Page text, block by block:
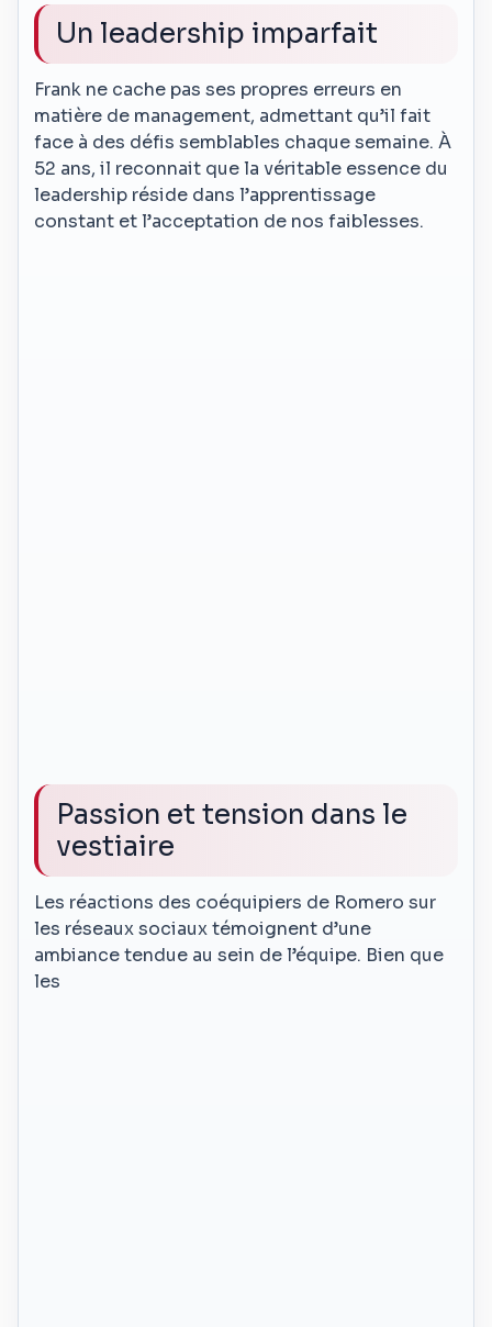
Un leadership imparfait
Frank ne cache pas ses propres erreurs en
matière de management, admettant qu’il fait
face à des défis semblables chaque semaine. À
52 ans, il reconnait que la véritable essence du
leadership réside dans l’apprentissage
constant et l’acceptation de nos faiblesses.
Passion et tension dans le
vestiaire
Les réactions des coéquipiers de Romero sur
les réseaux sociaux témoignent d’une
ambiance tendue au sein de l’équipe. Bien que
les